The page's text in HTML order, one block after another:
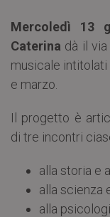
Mercoledì 13
Caterina dà il
musicale intitolati
e marzo.
Il progetto è
di tre incontri
alla storia e
alla scienza
alla